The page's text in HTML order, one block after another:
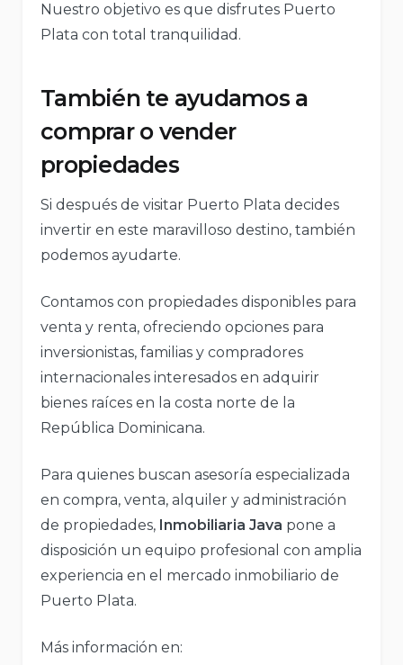
Nuestro objetivo es que disfrutes Puerto
Plata con total tranquilidad.
También te ayudamos a
comprar o vender
propiedades
Si después de visitar Puerto Plata decides
invertir en este maravilloso destino, también
podemos ayudarte.
Contamos con propiedades disponibles para
venta y renta, ofreciendo opciones para
inversionistas, familias y compradores
internacionales interesados en adquirir
bienes raíces en la costa norte de la
República Dominicana.
Para quienes buscan asesoría especializada
en compra, venta, alquiler y administración
de propiedades, Inmobiliaria Java pone a
disposición un equipo profesional con amplia
experiencia en el mercado inmobiliario de
Puerto Plata.
Más información en: